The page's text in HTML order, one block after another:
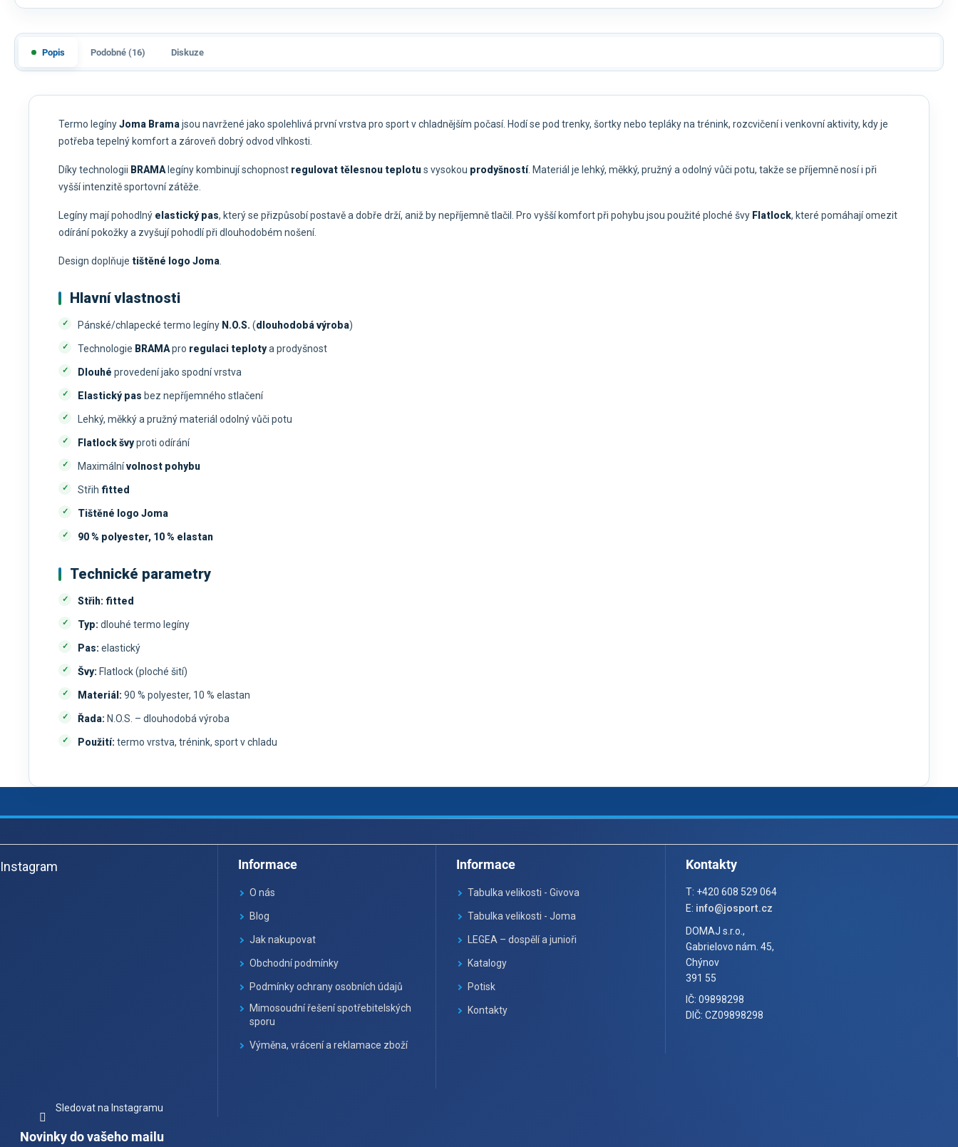
Popis Podobné (16) Diskuze
Termo legínyJoma Bramajsou navržené jako spolehlivá první vrstva pro sport v chladnějším počasí. Hodí se pod trenky, šortky nebo tepláky na trénink, rozcvičení i venkovní aktivity, kdy je
potřeba tepelný komfort a zároveň dobrý odvod vlhkosti.
Díky technologii BRAMAlegíny kombinují schopnost regulovat tělesnou teplotus vysokou prodyšností. Materiál je lehký, měkký, pružný a odolný vůči potu, takže se příjemně nosí i při
vyšší intenzitě sportovní zátěže.
Legíny mají pohodlný elastický pas, který se přizpůsobí postavě a dobře drží, aniž by nepříjemně tlačil. Pro vyšší komfort při pohybu jsou použité ploché švy Flatlock, které pomáhají omezit
odírání pokožky a zvyšují pohodlí při dlouhodobém nošení.
Design doplňuje tištěné logo Joma.
Hlavní vlastnosti
Pánské/chlapecké termo legíny N.O.S. (dlouhodobá výroba)
Technologie BRAMApro regulaci teplotya prodyšnost
Dlouhé provedení jako spodní vrstva
Elastický pas bez nepříjemného stlačení
Lehký, měkký a pružný materiál odolný vůči potu
Flatlock švyproti odírání
Maximálnívolnost pohybu
Střih fitted
Tištěné logo Joma
90 % polyester, 10 % elastan
Technické parametry
Střih: fitted
Typ: dlouhé termo legíny
Pas: elastický
Švy: Flatlock (ploché šití)
Materiál: 90 % polyester, 10 % elastan
Řada: N.O.S. – dlouhodobá výroba
Použití: termo vrstva, trénink, sport v chladu
á
pInstagram
Sledovat na Instagramu
Informace
O nás
Blog
Jak nakupovat
Obchodní podmínky
Podmínky ochrany osobních údajů
Mimosoudní řešení spotřebitelských
sporu
Výměna, vrácení a reklamace zboží
Informace
Tabulka velikosti - Givova
Tabulka velikosti - Joma
LEGEA – dospělí a junioři
Katalogy
Potisk
Kontakty
Kontakty
T: +420 608 529 064
E: info@josport.cz
DOMAJ s.r.o.,
Gabrielovo nám. 45,
Chýnov
391 55
IČ: 09898298
DIČ: CZ09898298
Novinky do vašeho mailu